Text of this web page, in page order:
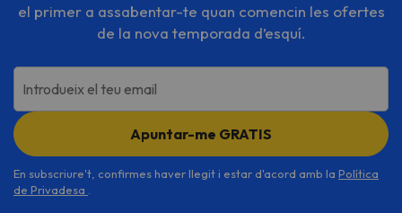
el primer a assabentar-te quan comencin les ofertes
de la nova temporada d’esquí.
Introdueix el teu email
Apuntar-me GRATIS
En subscriure't, confirmes haver llegit i estar d'acord amb la Política
de Privadesa